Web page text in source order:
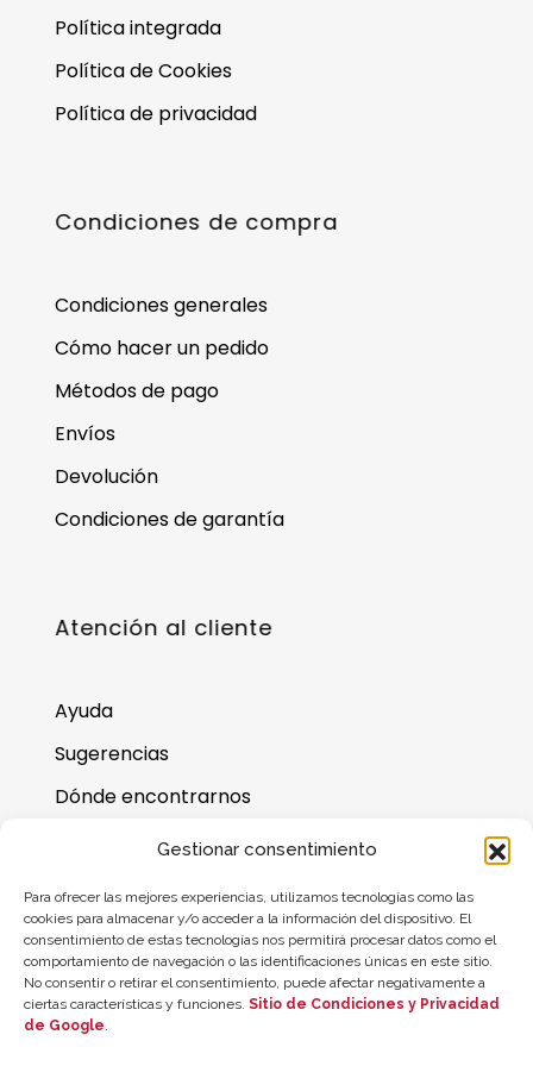
Gestionar consentimiento
Para ofrecer las mejores experiencias, utilizamos tecnologías como las
cookies para almacenar y/o acceder a la información del dispositivo. El
consentimiento de estas tecnologías nos permitirá procesar datos como el
comportamiento de navegación o las identificaciones únicas en este sitio.
No consentir o retirar el consentimiento, puede afectar negativamente a
ciertas características y funciones. Sitio de Condiciones y Privacidad
de Google.
Política integrada
Política de Cookies
Política de privacidad
Condiciones de compra
Condiciones generales
Cómo hacer un pedido
Métodos de pago
Envíos
Devolución
Condiciones de garantía
Atención al cliente
Ayuda
Sugerencias
Dónde encontrarnos
Preguntas frecuentes